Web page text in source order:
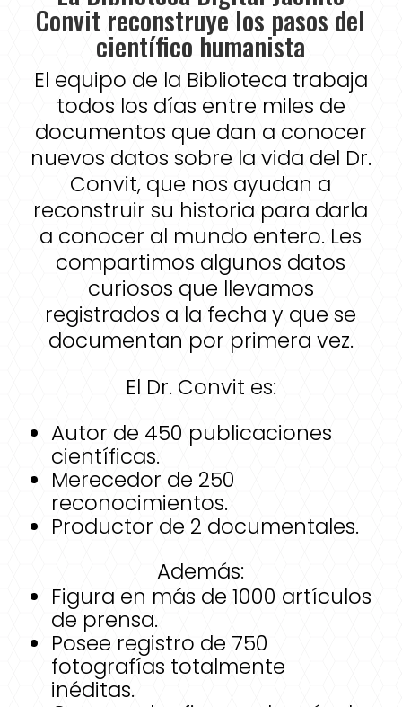
Convit reconstruye los pasos del
científico humanista
El equipo de la Biblioteca trabaja
todos los días entre miles de
documentos que dan a conocer
nuevos datos sobre la vida del Dr.
Convit, que nos ayudan a
reconstruir su historia para darla
a conocer al mundo entero. Les
compartimos algunos datos
curiosos que llevamos
registrados a la fecha y que se
documentan por primera vez.
El Dr. Convit es:
Autor de 450 publicaciones
científicas.
Merecedor de 250
reconocimientos.
Productor de 2 documentales.
Además:
Figura en más de 1000 artículos
de prensa.
Posee registro de 750
fotografías totalmente
inéditas.